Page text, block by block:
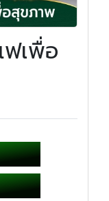
ฟเพื่อ